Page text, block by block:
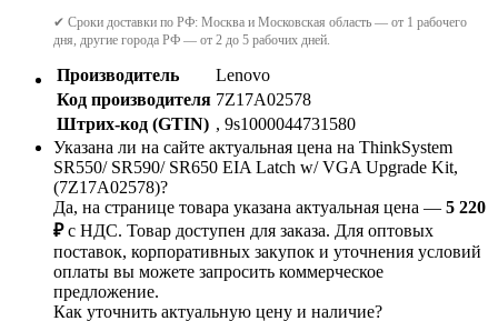
✔ Сроки доставки по РФ: Москва и Московская область — от 1 рабочего
дня, другие города РФ — от 2 до 5 рабочих дней.
Производитель
Lenovo
Код производителя 7Z17A02578
Штрих-код (GTIN) , 9s1000044731580
Указана ли на сайте актуальная цена на ThinkSystem
SR550/ SR590/ SR650 EIA Latch w/ VGA Upgrade Kit,
(7Z17A02578)?
Да, на странице товара указана актуальная цена — 5 220
₽с НДС. Товар доступен для заказа. Для оптовых
поставок, корпоративных закупок и уточнения условий
оплаты вы можете запросить коммерческое
предложение.
Как уточнить актуальную цену и наличие?